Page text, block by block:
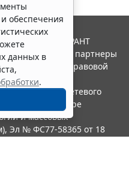
обеспечения
данных в
.
Система ГАРАНТ
"Гарант" и ее партнеры
ассоциации правовой
в качестве сетевого
надзору в сфере
и массовых
Эл № ФС77-58365 от 18